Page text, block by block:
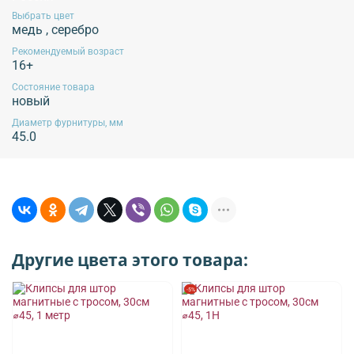
Выбрать цвет
медь , серебро
Рекомендуемый возраст
16+
Состояние товара
новый
Диаметр фурнитуры, мм
45.0
Другие цвета этого товара:
-5%